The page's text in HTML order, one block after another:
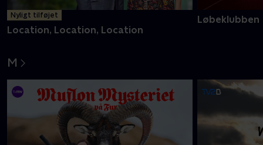
Nyligt tilføjet
Location, Location, Location
Løbeklubben
M